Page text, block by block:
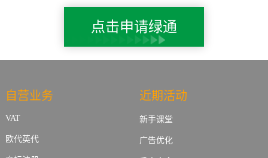
点击申请绿通
自营业务
VAT
欧代英代
近期活动
新手课堂
广告优化